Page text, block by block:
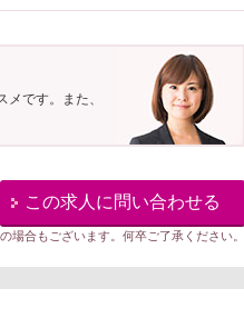
です。また、
この求人に問い合わせる
場合もございます。何卒ご了承ください。